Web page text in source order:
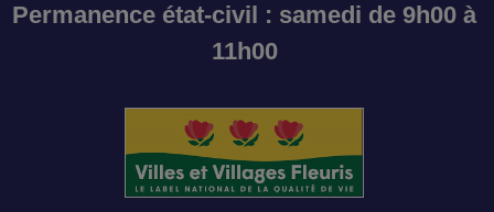
Permanence état-civil : samedi de 9h00 à
11h00